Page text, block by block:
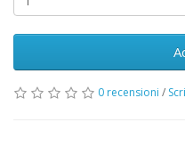
0 recensioni /